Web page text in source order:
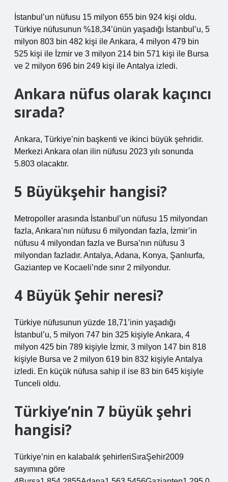
İstanbul’un nüfusu 15 milyon 655 bin 924 kişi oldu.
Türkiye nüfusunun %18,34’ünün yaşadığı İstanbul’u, 5
milyon 803 bin 482 kişi ile Ankara, 4 milyon 479 bin
525 kişi ile İzmir ve 3 milyon 214 bin 571 kişi ile Bursa
ve 2 milyon 696 bin 249 kişi ile Antalya izledi.
Ankara nüfus olarak kaçıncı
sırada?
Ankara, Türkiye’nin başkenti ve ikinci büyük şehridir.
Merkezi Ankara olan ilin nüfusu 2023 yılı sonunda
5.803 olacaktır.
5 Büyükşehir hangisi?
Metropoller arasında İstanbul’un nüfusu 15 milyondan
fazla, Ankara’nın nüfusu 6 milyondan fazla, İzmir’in
nüfusu 4 milyondan fazla ve Bursa’nın nüfusu 3
milyondan fazladır. Antalya, Adana, Konya, Şanlıurfa,
Gaziantep ve Kocaeli’nde sınır 2 milyondur.
4 Büyük Şehir neresi?
Türkiye nüfusunun yüzde 18,71’inin yaşadığı
İstanbul’u, 5 milyon 747 bin 325 kişiyle Ankara, 4
milyon 425 bin 789 kişiyle İzmir, 3 milyon 147 bin 818
kişiyle Bursa ve 2 milyon 619 bin 832 kişiyle Antalya
izledi. En küçük nüfusa sahip il ise 83 bin 645 kişiyle
Tunceli oldu.
Türkiye’nin 7 büyük şehri
hangisi?
Türkiye’nin en kalabalık şehirleriSıraŞehir2009
sayımına göre